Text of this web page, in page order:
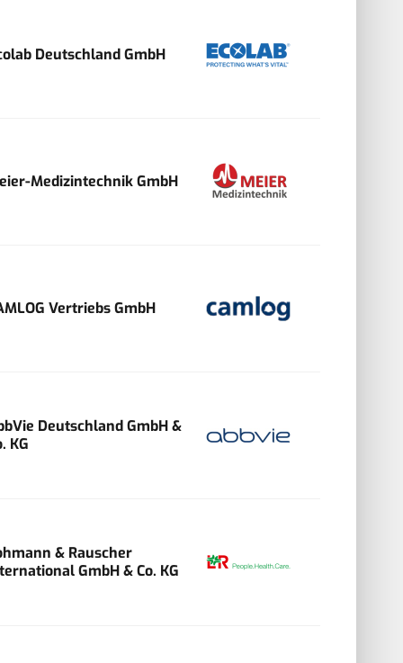
Deutschland GmbH
Medizintechnik GmbH
Vertriebs GmbH
Deutschland GmbH &
KG
& Rauscher
GmbH & Co. KG